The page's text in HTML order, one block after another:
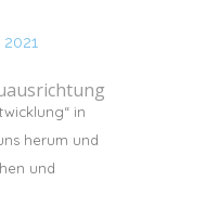
in
herum und
und